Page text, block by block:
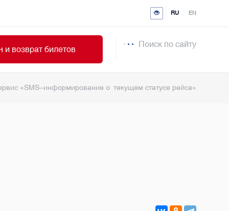
RU EN
и возврат билетов
Поиск по сайту
«SMS-информирование о текущем статусе рейса»